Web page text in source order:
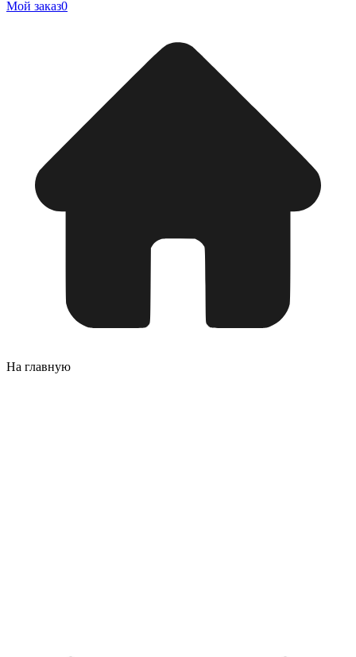
Мой заказ0
На главную